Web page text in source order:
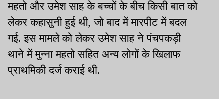
महतो और उमेश साह के बच्चों के बीच किसी बात को
लेकर कहासुनी हुई थी, जो बाद में मारपीट में बदल
गई. इस मामले को लेकर उमेश साह ने पंचपकड़ी
थाने में मुन्ना महतो सहित अन्य लोगों के खिलाफ
प्राथमिकी दर्ज कराई थी.